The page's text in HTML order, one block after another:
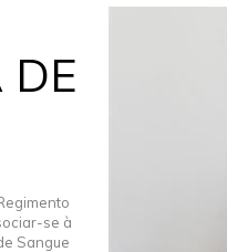
DE
se à
Sangue